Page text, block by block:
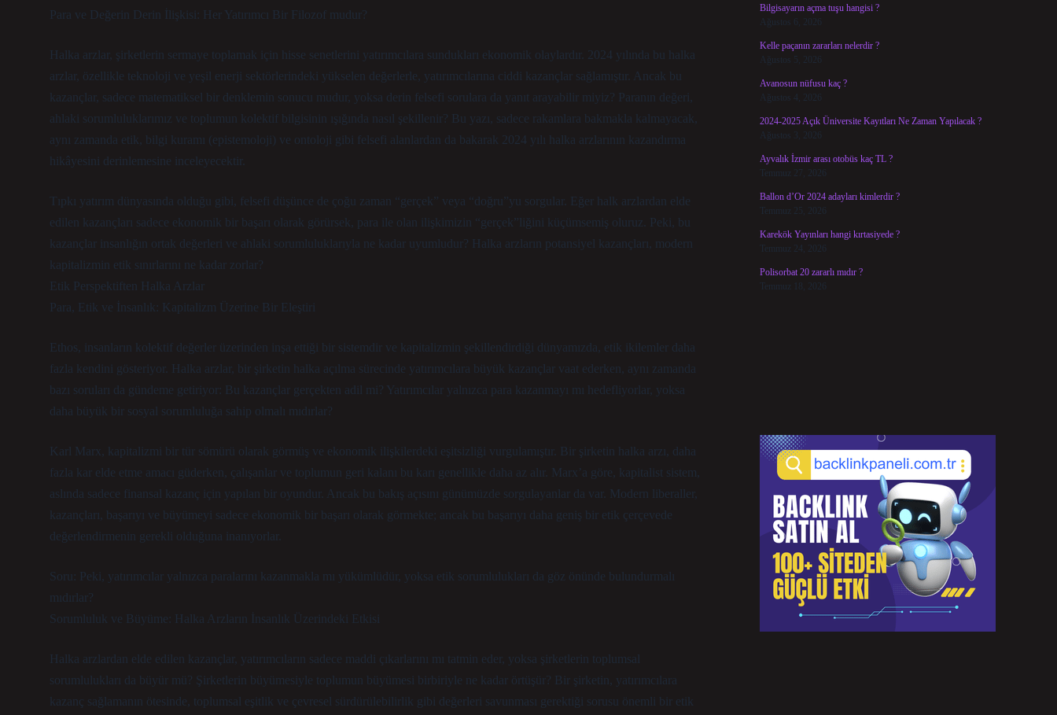
Para ve Değerin Derin İlişkisi: Her Yatırımcı Bir Filozof mudur?
Halka arzlar, şirketlerin sermaye toplamak için hisse senetlerini yatırımcılara sundukları ekonomik olaylardır. 2024 yılında bu halka
arzlar, özellikle teknoloji ve yeşil enerji sektörlerindeki yükselen değerlerle, yatırımcılarına ciddi kazançlar sağlamıştır. Ancak bu
kazançlar, sadece matematiksel bir denklemin sonucu mudur, yoksa derin felsefi sorulara da yanıt arayabilir miyiz? Paranın değeri,
ahlaki sorumluluklarımız ve toplumun kolektif bilgisinin ışığında nasıl şekillenir? Bu yazı, sadece rakamlara bakmakla kalmayacak,
aynı zamanda etik, bilgi kuramı (epistemoloji) ve ontoloji gibi felsefi alanlardan da bakarak 2024 yılı halka arzlarının kazandırma
hikâyesini derinlemesine inceleyecektir.
Tıpkı yatırım dünyasında olduğu gibi, felsefi düşünce de çoğu zaman “gerçek” veya “doğru”yu sorgular. Eğer halk arzlardan elde
edilen kazançları sadece ekonomik bir başarı olarak görürsek, para ile olan ilişkimizin “gerçek”liğini küçümsemiş oluruz. Peki, bu
kazançlar insanlığın ortak değerleri ve ahlaki sorumluluklarıyla ne kadar uyumludur? Halka arzların potansiyel kazançları, modern
kapitalizmin etik sınırlarını ne kadar zorlar?
Etik Perspektiften Halka Arzlar
Para, Etik ve İnsanlık: Kapitalizm Üzerine Bir Eleştiri
Ethos, insanların kolektif değerler üzerinden inşa ettiği bir sistemdir ve kapitalizmin şekillendirdiği dünyamızda, etik ikilemler daha
fazla kendini gösteriyor. Halka arzlar, bir şirketin halka açılma sürecinde yatırımcılara büyük kazançlar vaat ederken, aynı zamanda
bazı soruları da gündeme getiriyor: Bu kazançlar gerçekten adil mi? Yatırımcılar yalnızca para kazanmayı mı hedefliyorlar, yoksa
daha büyük bir sosyal sorumluluğa sahip olmalı mıdırlar?
Karl Marx, kapitalizmi bir tür sömürü olarak görmüş ve ekonomik ilişkilerdeki eşitsizliği vurgulamıştır. Bir şirketin halka arzı, daha
fazla kar elde etme amacı güderken, çalışanlar ve toplumun geri kalanı bu karı genellikle daha az alır. Marx’a göre, kapitalist sistem,
aslında sadece finansal kazanç için yapılan bir oyundur. Ancak bu bakış açısını günümüzde sorgulayanlar da var. Modern liberaller,
kazançları, başarıyı ve büyümeyi sadece ekonomik bir başarı olarak görmekte; ancak bu başarıyı daha geniş bir etik çerçevede
değerlendirmenin gerekli olduğuna inanıyorlar.
Soru: Peki, yatırımcılar yalnızca paralarını kazanmakla mı yükümlüdür, yoksa etik sorumlulukları da göz önünde bulundurmalı
mıdırlar?
Sorumluluk ve Büyüme: Halka Arzların İnsanlık Üzerindeki Etkisi
Halka arzlardan elde edilen kazançlar, yatırımcıların sadece maddi çıkarlarını mı tatmin eder, yoksa şirketlerin toplumsal
sorumlulukları da büyür mü? Şirketlerin büyümesiyle toplumun büyümesi birbiriyle ne kadar örtüşür? Bir şirketin, yatırımcılara
kazanç sağlamanın ötesinde, toplumsal eşitlik ve çevresel sürdürülebilirlik gibi değerleri savunması gerektiği sorusu önemli bir etik
Bilgisayarın açma tuşu hangisi ?
Ağustos 6, 2026
Kelle paçanın zararları nelerdir ?
Ağustos 5, 2026
Avanosun nüfusu kaç ?
Ağustos 4, 2026
2024-2025 Açık Üniversite Kayıtları Ne Zaman Yapılacak ?
Ağustos 3, 2026
Ayvalık İzmir arası otobüs kaç TL ?
Temmuz 27, 2026
Ballon d’Or 2024 adayları kimlerdir ?
Temmuz 25, 2026
Karekök Yayınları hangi kırtasiyede ?
Temmuz 24, 2026
Polisorbat 20 zararlı mıdır ?
Temmuz 18, 2026